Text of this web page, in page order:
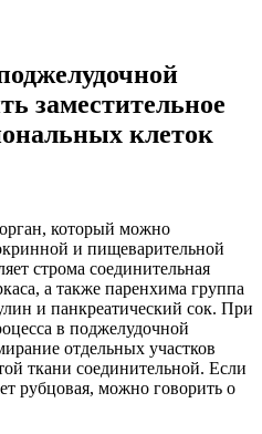
заместительное
клеток
который можно
и пищеварительной
строма соединительная
а также паренхима группа
и панкреатический сок. При
в поджелудочной
отдельных участков
ткани соединительной. Если
рубцовая, можно говорить о